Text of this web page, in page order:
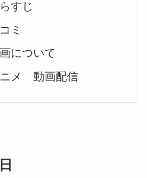
すじ
ミ
について
メ 動画配信